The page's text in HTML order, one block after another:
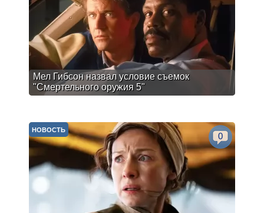
Мел Гибсон назвал условие съемок
"Смертельного оружия 5"
НОВОСТЬ
0